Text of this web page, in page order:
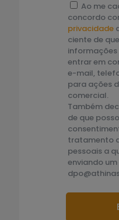
Ao me
concordo
privacidade
ciente de
entrar em
e-mail,
para ações
comercial.
Também
de que
tratamento
pessoais a
enviando